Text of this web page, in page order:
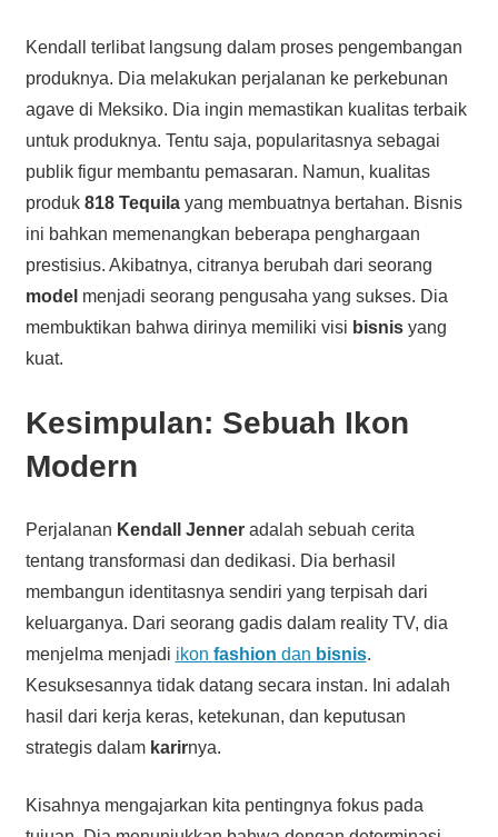
Kendall terlibat langsung dalam proses pengembangan
produknya. Dia melakukan perjalanan ke perkebunan
agave di Meksiko. Dia ingin memastikan kualitas terbaik
untuk produknya. Tentu saja, popularitasnya sebagai
publik figur membantu pemasaran. Namun, kualitas
produk 818 Tequilayang membuatnya bertahan. Bisnis
ini bahkan memenangkan beberapa penghargaan
prestisius. Akibatnya, citranya berubah dari seorang
model menjadi seorang pengusaha yang sukses. Dia
membuktikan bahwa dirinya memiliki visi bisnisyang
kuat.
Kesimpulan: Sebuah Ikon
Modern
Perjalanan Kendall Jenneradalah sebuah cerita
tentang transformasi dan dedikasi. Dia berhasil
membangun identitasnya sendiri yang terpisah dari
keluarganya. Dari seorang gadis dalam reality TV, dia
menjelma menjadi ikon fashion dan bisnis.
Kesuksesannya tidak datang secara instan. Ini adalah
hasil dari kerja keras, ketekunan, dan keputusan
strategis dalam karirnya.
Kisahnya mengajarkan kita pentingnya fokus pada